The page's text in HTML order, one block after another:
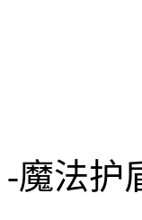
-魔法护